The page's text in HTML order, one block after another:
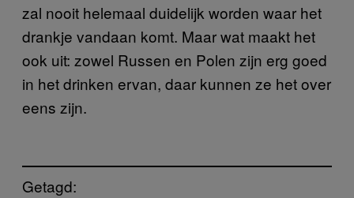
zal nooit helemaal duidelijk worden waar het
drankje vandaan komt. Maar wat maakt het
ook uit: zowel Russen en Polen zijn erg goed
in het drinken ervan, daar kunnen ze het over
eens zijn.
Getagd: